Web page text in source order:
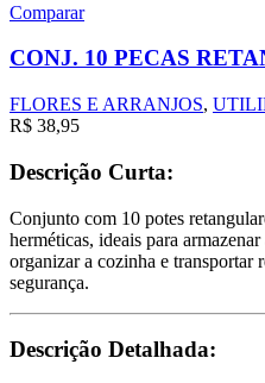
Comparar
CONJ. 10 PECAS
FLORES E ARRANJOS,
R$ 38,95
Descrição Curta:
Conjunto com 10 potes
herméticas, ideais para
organizar a cozinha e transportar
segurança.
Descrição Detalhada: